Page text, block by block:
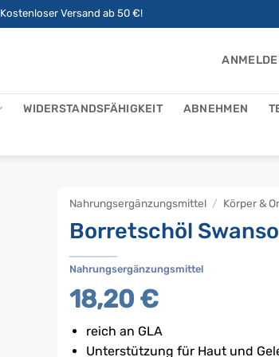
Kostenloser Versand ab 50 €!
WIDERSTANDSFÄHIGKEIT ABNEHMEN
Nahrungsergänzungsmittel / Körper &
Borretschöl
Nahrungsergänzungsmittel
18,20 €
reich an GLA
Unterstützung für Haut und